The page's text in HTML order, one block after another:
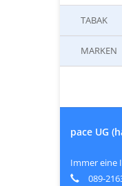
TABAK
MARKEN
pace UG
Immer eine
089-